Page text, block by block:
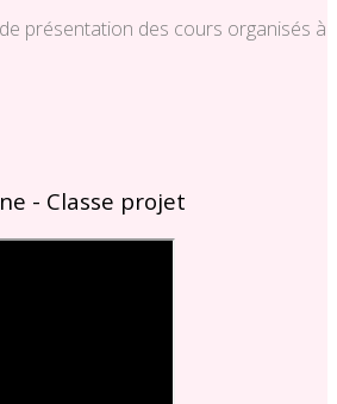
présentation des cours organisés à
- Classe projet